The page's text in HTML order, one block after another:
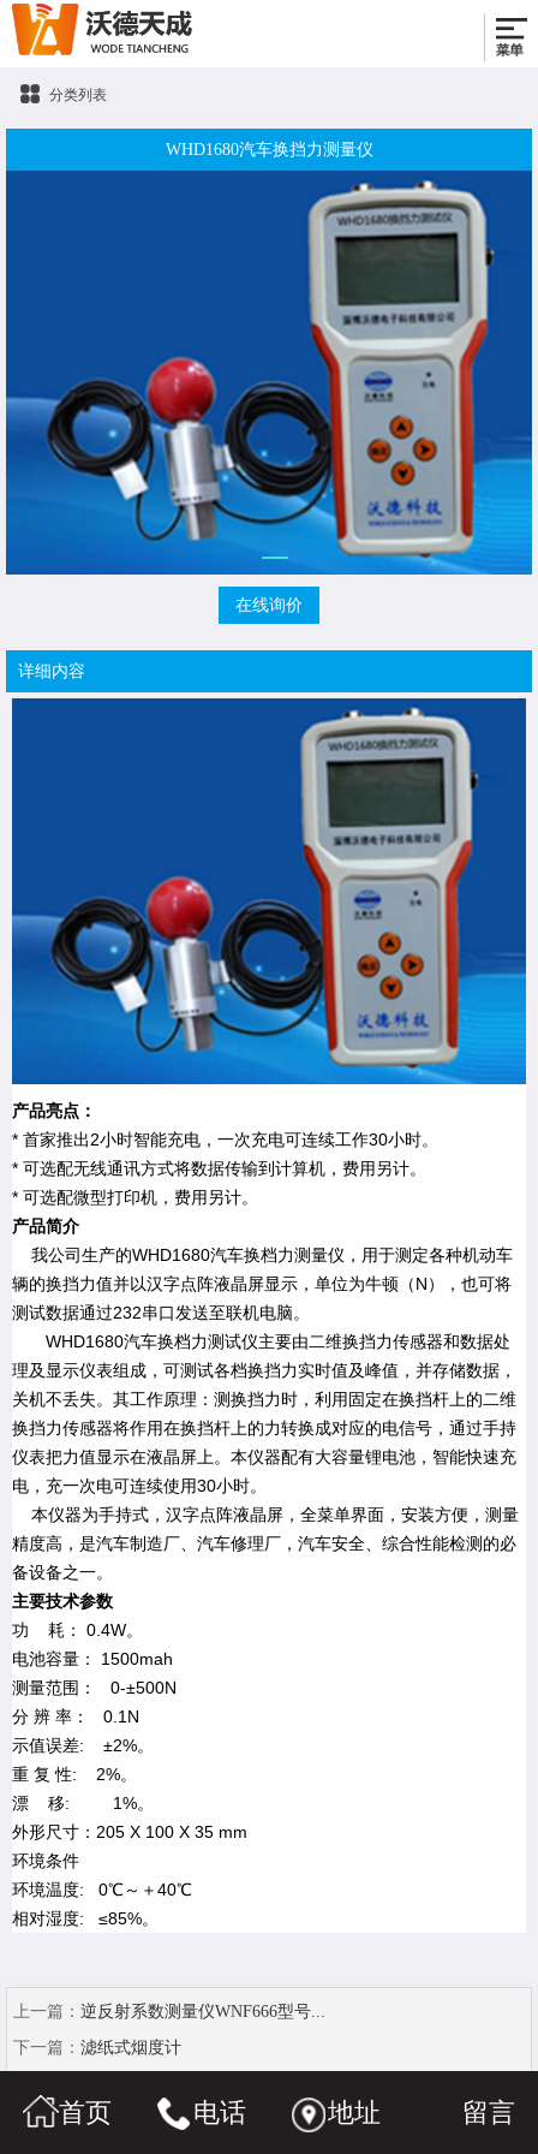
分类列表
WHD1680汽车换挡力测量仪
在线询价
详细内容
产品亮点：
* 首家推出2小时智能充电，一次充电可连续工作30小时。
* 可选配无线通讯方式将数据传输到计算机，费用另计。
* 可选配微型打印机，费用另计。
产品简介
我公司生产的WHD1680汽车换档力测量仪，用于测定各种机动车
辆的换挡力值并以汉字点阵液晶屏显示，单位为牛顿（N），也可将
测试数据通过232串口发送至联机电脑。
WHD1680汽车换档力测试仪主要由二维换挡力传感器和数据处
理及显示仪表组成，可测试各档换挡力实时值及峰值，并存储数据，
关机不丢失。其工作原理：测换挡力时，利用固定在换挡杆上的二维
换挡力传感器将作用在换挡杆上的力转换成对应的电信号，通过手持
仪表把力值显示在液晶屏上。本仪器配有大容量锂电池，智能快速充
电，充一次电可连续使用30小时。
本仪器为手持式，汉字点阵液晶屏，全菜单界面，安装方便，测量
精度高，是汽车制造厂、汽车修理厂，汽车安全、综合性能检测的必
备设备之一。
主要技术参数
功 耗： 0.4W。
电池容量： 1500mah
测量范围： 0-±500N
分 辨 率： 0.1N
示值误差: ±2%。
重 复 性: 2%。
漂 移: 1%。
外形尺寸：205 X 100 X 35 mm
环境条件
环境温度: 0℃～＋40℃
相对湿度: ≤85%。
上一篇： 逆反射系数测量仪WNF666型号...
下一篇： 滤纸式烟度计
首页 电话 地址 留言